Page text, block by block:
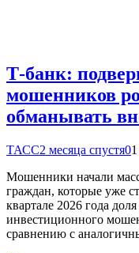
Т-банк:
мошенников
обманывать
ТАСС2 месяца спустя0
Мошенники начали
граждан, которые уже
квартале 2026 года
инвестиционного
сравнению с